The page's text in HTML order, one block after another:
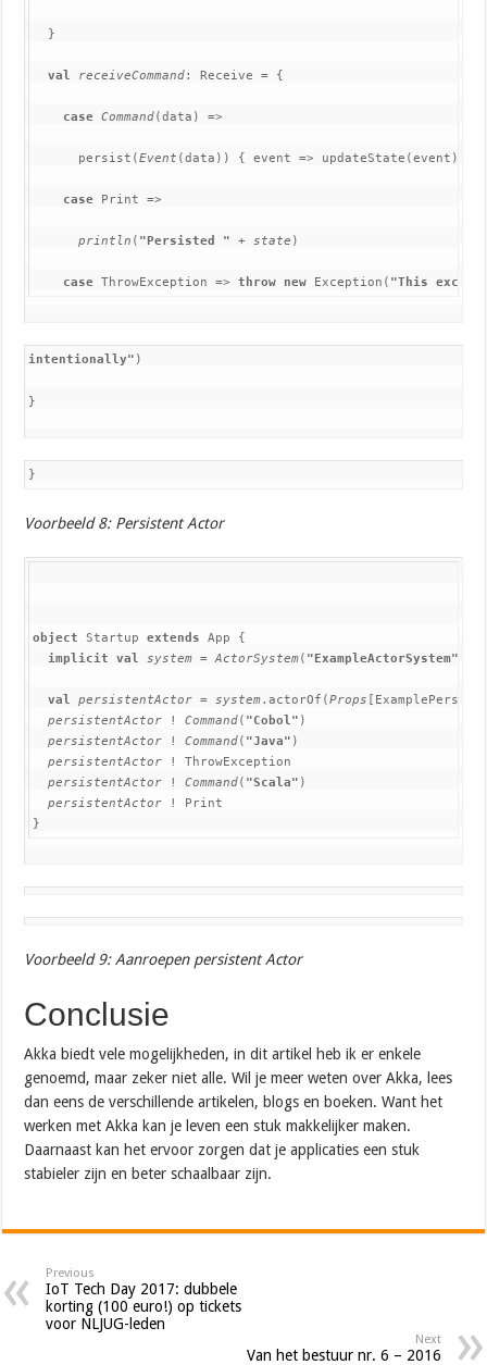
  }
val receiveCommand: Receive = {
case Command(data) =>
      persist(
Event
case Print =>
println ( "Persisted " + state )
case ThrowException => throw new Exception( "This
intentionally" )
}
}
Voorbeeld 8: Persistent Actor
object Startup extends App {
implicit val system = ActorSystem( "ExampleActorSystem"
val persistentActor = system.actorOf(Props
persistentActor
! Command( "Cobol" )
persistentActor
! Command( "Java" )
persistentActor
! ThrowException
persistentActor
! Command( "Scala" )
persistentActor
! Print
}
Voorbeeld 9: Aanroepen persistent Actor
Conclusie
Akka biedt vele mogelijkheden, in dit artikel heb ik er enkele
genoemd, maar zeker niet alle. Wil je meer weten over Akka, lees
dan eens de verschillende artikelen, blogs en boeken. Want het
werken met Akka kan je leven een stuk makkelijker maken.
Daarnaast kan het ervoor zorgen dat je applicaties een stuk
stabieler zijn en beter schaalbaar zijn.
Previous
IoT Tech Day 2017: dubbele
korting (100 euro!) op tickets
voor NLJUG-leden
Next
Van het bestuur nr. 6 – 2016